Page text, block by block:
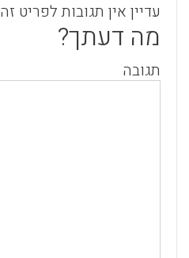
עדיין אין תגובות לפריט זה
מה דעתך?
תגובה